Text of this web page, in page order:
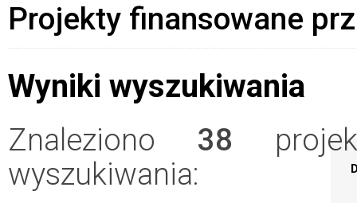
Projekty finansowane
Wyniki wyszukiwania
Znaleziono 38
wyszukiwania: